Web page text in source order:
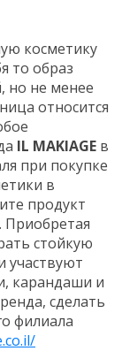
косметику
то образ
но не менее
относится
IL MAKIAGE в
при покупке
в
продукт
Приобретая
стойкую
участвуют
карандаши и
сделать
филиала